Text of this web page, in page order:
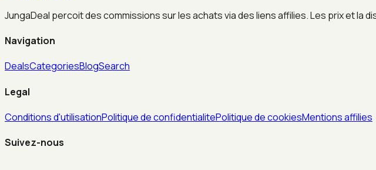
JungaDeal percoit des commissions sur les achats via des liens affilies. Les prix et la
Navigation
DealsCategoriesBlogSearch
Legal
Conditions d'utilisationPolitique de confidentialitePolitique de cookiesMentions affilies
Suivez-nous